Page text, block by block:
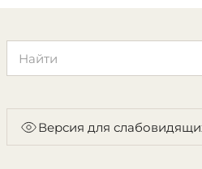
Версия для